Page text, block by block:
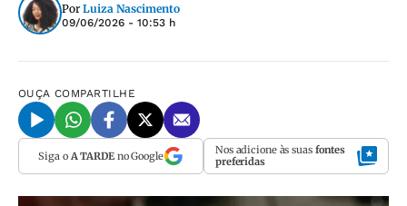
Por Luiza Nascimento
09/06/2026 - 10:53 h
OUÇA COMPARTILHE
Siga o A TARDEno Google Nos adicione às suas fontes
preferidas